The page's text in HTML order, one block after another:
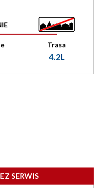
Trasa
4.2L
SERWIS